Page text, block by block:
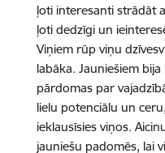
ļoti interesanti strādāt
ļoti dedzīgi un
Viņiem rūp viņu
labāka. Jauniešiem
pārdomas par
lielu potenciālu un
ieklausīsies viņos.
jauniešu padomēs, lai